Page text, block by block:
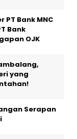
Bank MNC
Bank
OJK
yang
Serapan